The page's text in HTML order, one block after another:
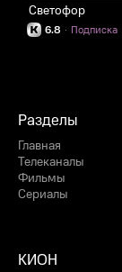
Светофор
6.8 Подписка
·
Разделы
Главная
Телеканалы
Фильмы
Сериалы
КИОН